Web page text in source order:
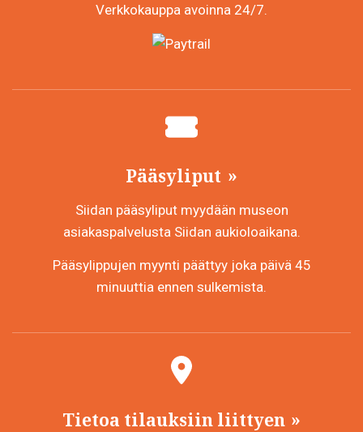
Verkkokauppa avoinna 24/7.
Pääsyliput
Siidan pääsyliput myydään museon
asiakaspalvelusta Siidan aukioloaikana.
Pääsylippujen myynti päättyy joka päivä 45
minuuttia ennen sulkemista.
Tietoa tilauksiin liittyen